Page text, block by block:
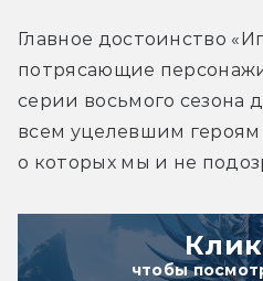
Главное достоинство
потрясающие
серии восьмого сезона
всем уцелевшим героям
о которых мы и не
чтобы